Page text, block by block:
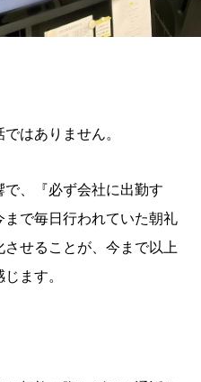
はありません。
、『必ず会社に出勤す
で毎日行われていた朝礼
せることが、今まで以上
ます。